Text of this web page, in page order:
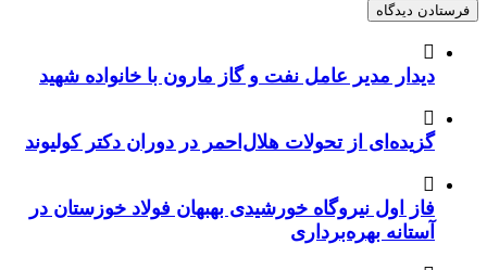
دیدار مدیر عامل نفت و گاز مارون با خانواده شهید
گزیده‌ای از تحولات هلال‌احمر در دوران دکتر کولیوند
فاز اول نیروگاه خورشیدی بهبهان فولاد خوزستان در
آستانه بهره‌برداری